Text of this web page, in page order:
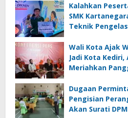
Kalahkan
SMK
Teknik
Wali Kota Ajak
Jadi Kota Kediri,
Meriahkan
Dugaan
Pengisian
Akan Surati